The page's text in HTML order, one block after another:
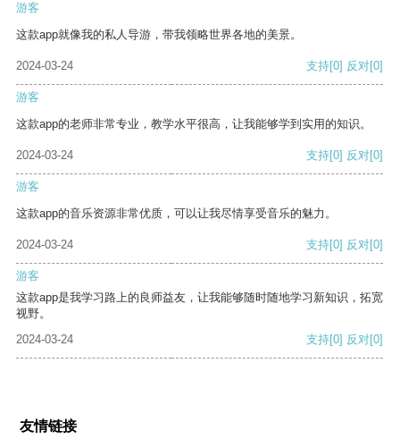
游客
这款app就像我的私人导游，带我领略世界各地的美景。
2024-03-24 支持[0] 反对[0]
游客
这款app的老师非常专业，教学水平很高，让我能够学到实用的知识。
2024-03-24 支持[0] 反对[0]
游客
这款app的音乐资源非常优质，可以让我尽情享受音乐的魅力。
2024-03-24 支持[0] 反对[0]
游客
这款app是我学习路上的良师益友，让我能够随时随地学习新知识，拓宽
视野。
2024-03-24
支持[0] 反对[0]
友情链接